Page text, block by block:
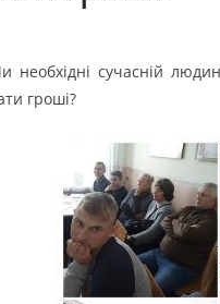
необхідні сучасній
гроші?